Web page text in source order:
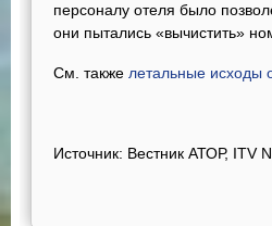
персоналу отеля было
они пытались «вычистить»
См. также летальные исходы
Источник: Вестник АТОР, ITV